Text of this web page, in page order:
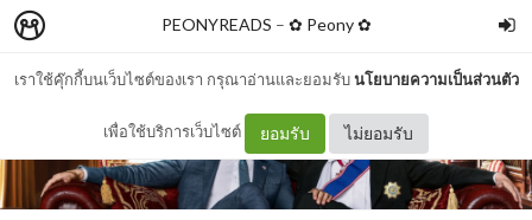
เราใช้คุ๊กกี้บนเว็บไซต์ของเรา กรุณาอ่านและยอมรับนโยบายความเป็นส่วนตัว
เพื่อใช้บริการเว็บไซต์ ยอมรับ ไม่ยอมรับ
PEONYREADS – ✿ Peony ✿